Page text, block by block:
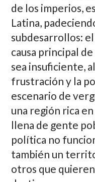
de los imperios,
Latina,
subdesarrollos:
causa principal
sea insuficiente,
frustración y la
escenario de
una región rica
llena de gente
política no
también un
otros que